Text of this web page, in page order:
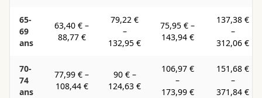
65-
69
ans
63,40 € –
88,77 €
79,22 €
–
132,95 €
75,95 € –
143,94 €
137,38 €
–
312,06 €
70-
74
ans
77,99 € –
108,44 €
90 €–
124,63 €
106,97 €
–
173,99 €
151,68 €
–
371,84 €